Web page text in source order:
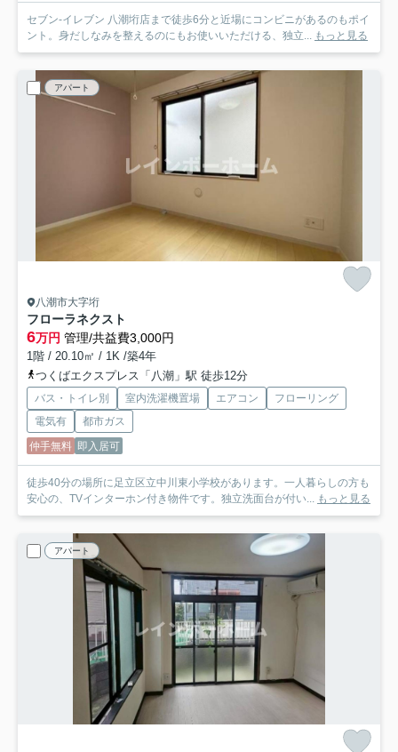
セブン-イレブン 八潮垳店まで徒歩6分と近場にコンビニがあるのもポイ
ント。身だしなみを整えるのにもお使いいただける、独立... もっと見る
アパート
八潮市大字垳
フローラネクスト
6万円 管理/共益費3,000円
1階 / 20.10㎡ / 1K /築4年
つくばエクスプレス「八潮」駅 徒歩12分
バス・トイレ別 室内洗濯機置場 エアコン
フローリング
電気有
都市ガス
仲手無料 即入居可
徒歩40分の場所に足立区立中川東小学校があります。一人暮らしの方も
安心の、TVインターホン付き物件です。独立洗面台が付い... もっと見る
アパート